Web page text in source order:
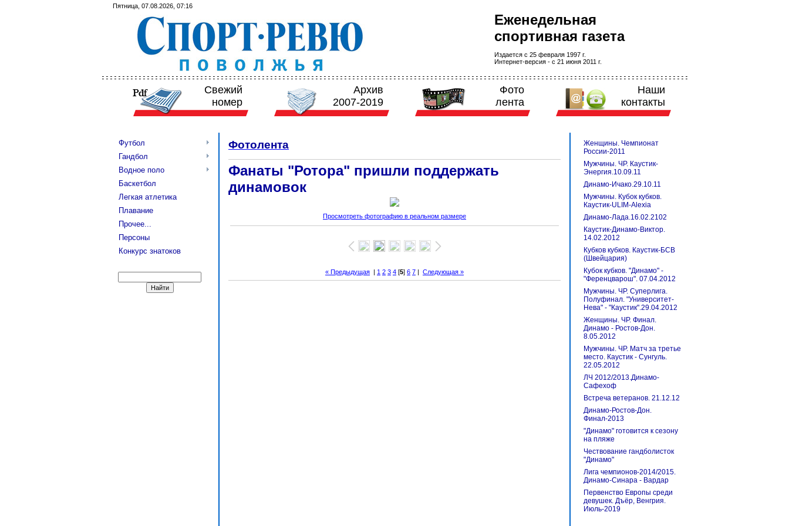
Пятница, 07.08.2026, 07:16
Еженедельная
спортивная газета
Издается с 25 февраля 1997 г.
Интернет-версия - с 21 июня 2011 г.
Свежий
номер
Архив
2007-2019
Фото
лента
Наши
контакты
Футбол
Гандбол
Водное поло
Баскетбол
Легкая атлетика
Плавание
Прочее...
Персоны
Конкурс знатоков
Фотолента
Фанаты "Ротора" пришли поддержать
динамовок
Просмотреть фотографию в реальном размере
« Предыдущая | 1 2 3 4 [5] 6 7 | Следующая »
Женщины. Чемпионат
России-2011
Мужчины. ЧР. Каустик-
Энергия.10.09.11
Динамо-Ичако.29.10.11
Мужчины. Кубок кубков.
Каустик-ULIM-Alexia
Динамо-Лада.16.02.2102
Каустик-Динамо-Виктор.
14.02.2012
Кубков кубков. Каустик-БСВ
(Швейцария)
Кубок кубков. "Динамо" -
"Ференцварош". 07.04.2012
Мужчины. ЧР. Суперлига.
Полуфинал. "Университет-
Нева" - "Каустик".29.04.2012
Женщины. ЧР. Финал.
Динамо - Ростов-Дон.
8.05.2012
Мужчины. ЧР. Матч за третье
место. Каустик - Сунгуль.
22.05.2012
ЛЧ 2012/2013.Динамо-
Сафехоф
Встреча ветеранов. 21.12.12
Динамо-Ростов-Дон.
Финал-2013
"Динамо" готовится к сезону
на пляже
Чествование гандболисток
"Динамо"
Лига чемпионов-2014/2015.
Динамо-Синара - Вардар
Первенство Европы среди
девушек. Дъёр, Венгрия.
Июль-2019